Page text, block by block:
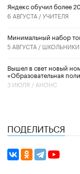
​Яндекс обучил более
6 АВГУСТА /УЧИТЕЛЯ
Минимальный набор
5 АВГУСТА / ШКОЛЬНИКИ
Вышел в свет новый
«Образовательная
3 ИЮЛЯ / АНОНС
ПОДЕЛИТЬСЯ